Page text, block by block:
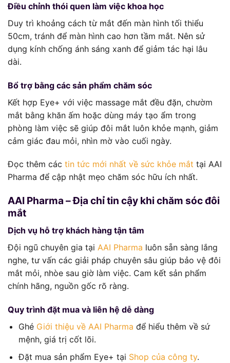
Điều chỉnh thói quen làm việc khoa học
Duy trì khoảng cách từ mắt đến màn hình tối thiểu
50cm, tránh để màn hình cao hơn tầm mắt. Nên sử
dụng kính chống ánh sáng xanh để giảm tác hại lâu
dài.
Bổ trợ bằng các sản phẩm chăm sóc
Kết hợp Eye+ với việc massage mắt đều đặn, chườm
mắt bằng khăn ấm hoặc dùng máy tạo ẩm trong
phòng làm việc sẽ giúp đôi mắt luôn khỏe mạnh, giảm
cảm giác đau mỏi, nhìn mờ vào cuối ngày.
Đọc thêm các tin tức mới nhất về sức khỏe mắt tại AAI
Pharma để cập nhật mẹo chăm sóc hữu ích nhất.
AAI Pharma – Địa chỉ tin cậy khi chăm sóc đôi
mắt
Dịch vụ hỗ trợ khách hàng tận tâm
Đội ngũ chuyên gia tại AAI Pharma luôn sẵn sàng lắng
nghe, tư vấn các giải pháp chuyên sâu giúp bảo vệ đôi
mắt mỏi, nhòe sau giờ làm việc. Cam kết sản phẩm
chính hãng, nguồn gốc rõ ràng.
Quy trình đặt mua và liên hệ dễ dàng
Ghé Giới thiệu về AAI Pharma để hiểu thêm về sứ
mệnh, giá trị cốt lõi.
Đặt mua sản phẩm Eye+ tại Shop của công ty.